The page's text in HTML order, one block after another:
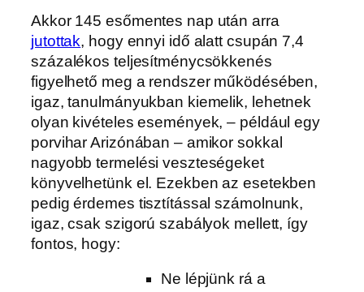
Akkor 145 esőmentes nap után arra
jutottak, hogy ennyi idő alatt csupán 7,4
százalékos teljesítménycsökkenés
figyelhető meg a rendszer működésében,
igaz, tanulmányukban kiemelik, lehetnek
olyan kivételes események, – például egy
porvihar Arizónában – amikor sokkal
nagyobb termelési veszteségeket
könyvelhetünk el. Ezekben az esetekben
pedig érdemes tisztítással számolnunk,
igaz, csak szigorú szabályok mellett, így
fontos, hogy:
Ne lépjünk rá a